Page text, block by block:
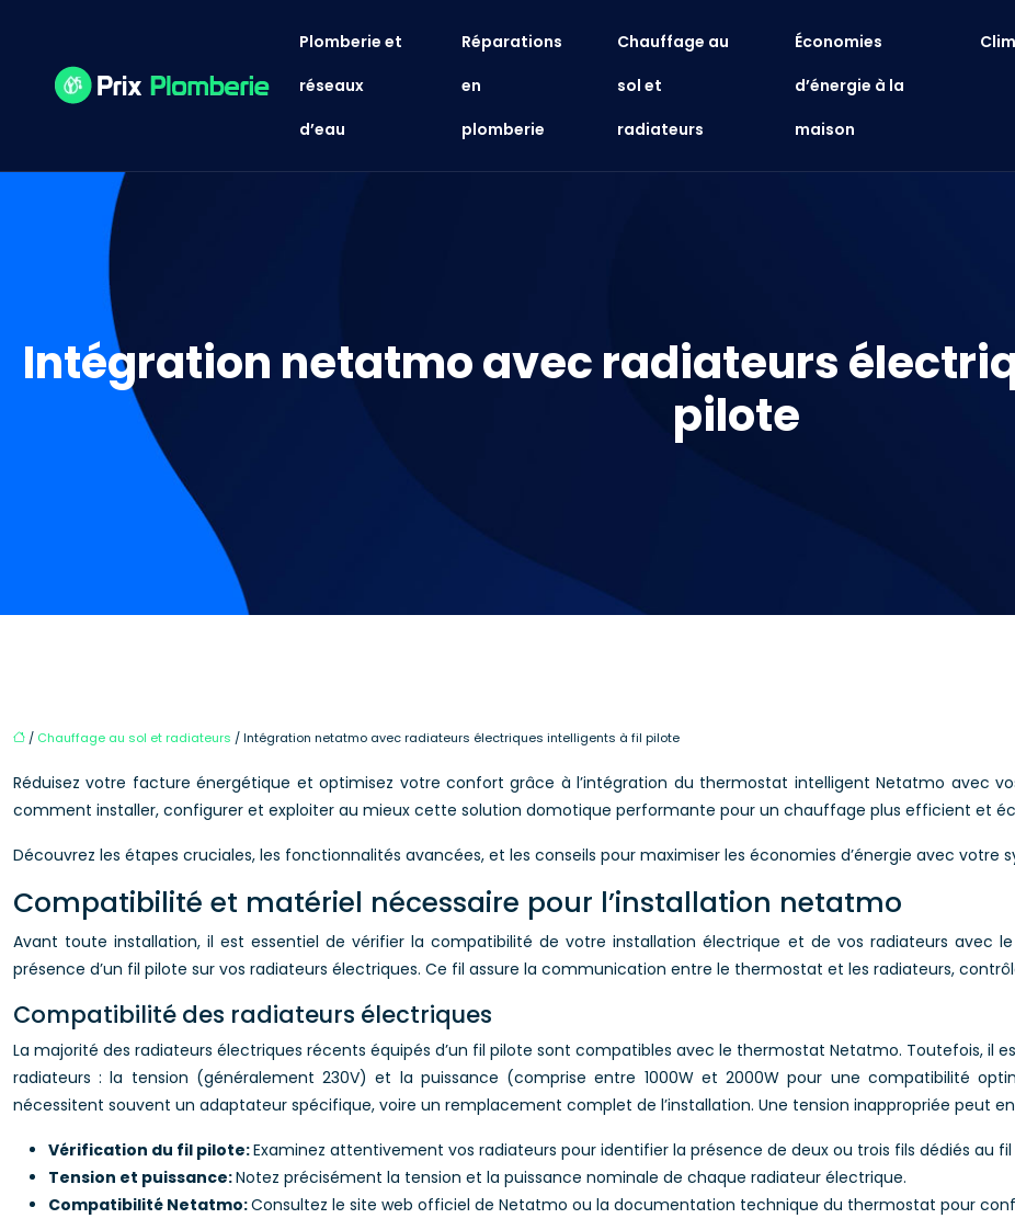
Plomberie et
réseaux
d’eau
Réparations
en
plomberie
Chauffage au
sol et
radiateurs
Économies
d’énergie à la
maison
Intégration netatmo avec radiateurs
pilote
/ Chauffage au sol et radiateurs / Intégration netatmo avec radiateurs électriques intelligents à fil pilote
Réduisez votre facture énergétique et optimisez votre confort grâce à l’intégration du thermostat intelligent Netatmo avec
comment installer, configurer et exploiter au mieux cette solution domotique performante pour un chauffage plus efficient et
Découvrez les étapes cruciales, les fonctionnalités avancées, et les conseils pour maximiser les économies d’énergie avec
Compatibilité et matériel nécessaire pour l’installation netatmo
Avant toute installation, il est essentiel de vérifier la compatibilité de votre installation électrique et de vos radiateurs avec
présence d’un fil pilote sur vos radiateurs électriques. Ce fil assure la communication entre le thermostat et les radiateurs,
Compatibilité des radiateurs électriques
La majorité des radiateurs électriques récents équipés d’un fil pilote sont compatibles avec le thermostat Netatmo. Toutefois, il
radiateurs : la tension (généralement 230V) et la puissance (comprise entre 1000W et 2000W pour une compatibilité
nécessitent souvent un adaptateur spécifique, voire un remplacement complet de l’installation. Une tension inappropriée peut
Vérification du fil pilote:Examinez attentivement vos radiateurs pour identifier la présence de deux ou trois fils dédiés au fil
Tension et puissance:Notez précisément la tension et la puissance nominale de chaque radiateur électrique.
Compatibilité Netatmo:Consultez le site web officiel de Netatmo ou la documentation technique du thermostat pour